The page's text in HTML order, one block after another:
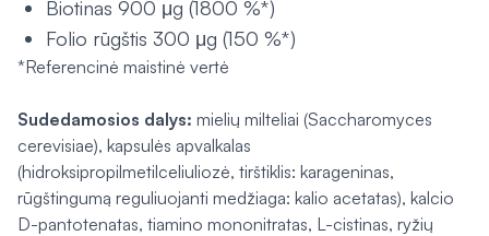
Biotinas 900 μg (1800 %*)
Folio rūgštis 300 μg (150 %*)
*Referencinė maistinė vertė
Sudedamosios dalys: mielių milteliai (Saccharomyces
cerevisiae), kapsulės apvalkalas
(hidroksipropilmetilceliuliozė, tirštiklis: karageninas,
rūgštingumą reguliuojanti medžiaga: kalio acetatas), kalcio
D-pantotenatas, tiamino mononitratas, L-cistinas, ryžių